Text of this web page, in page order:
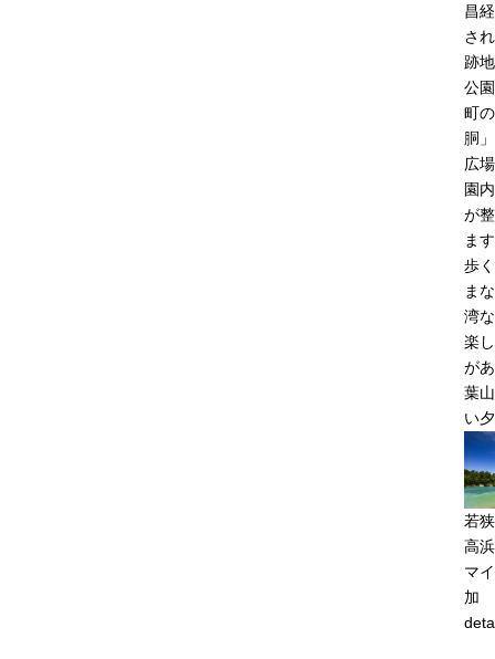
昌
さ
跡
公
町
胴
広
園
が
ま
歩
ま
湾
楽
が
葉
い
若
高
マ
加